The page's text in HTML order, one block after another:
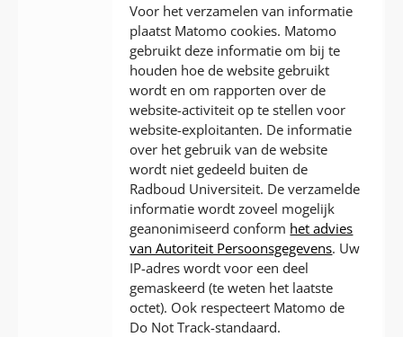
Voor het verzamelen van informatie
plaatst Matomo cookies. Matomo
gebruikt deze informatie om bij te
houden hoe de website gebruikt
wordt en om rapporten over de
website-activiteit op te stellen voor
website-exploitanten. De informatie
over het gebruik van de website
wordt niet gedeeld buiten de
Radboud Universiteit. De verzamelde
informatie wordt zoveel mogelijk
geanonimiseerd conform het advies
van Autoriteit Persoonsgegevens. Uw
IP-adres wordt voor een deel
gemaskeerd (te weten het laatste
octet). Ook respecteert Matomo de
Do Not Track-standaard.